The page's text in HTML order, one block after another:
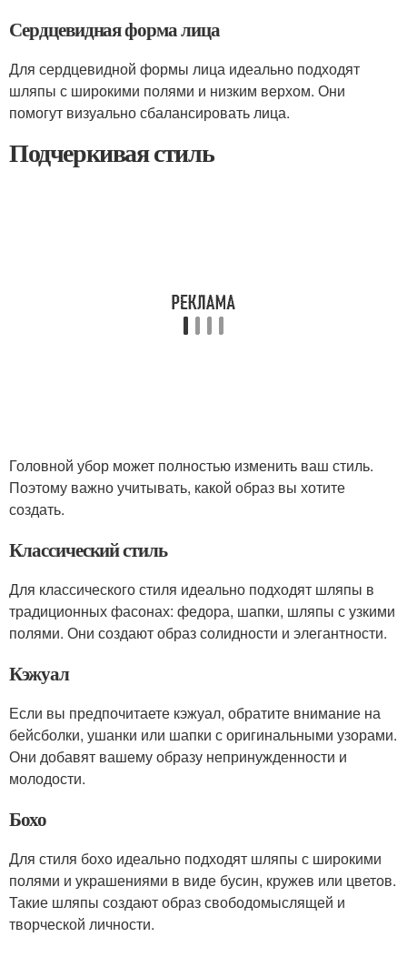
Сердцевидная форма лица
Для сердцевидной формы лица идеально подходят
шляпы с широкими полями и низким верхом. Они
помогут визуально сбалансировать лица.
Подчеркивая стиль
Головной убор может полностью изменить ваш стиль.
Поэтому важно учитывать, какой образ вы хотите
создать.
Классический стиль
Для классического стиля идеально подходят шляпы в
традиционных фасонах: федора, шапки, шляпы с узкими
полями. Они создают образ солидности и элегантности.
Кэжуал
Если вы предпочитаете кэжуал, обратите внимание на
бейсболки, ушанки или шапки с оригинальными узорами.
Они добавят вашему образу непринужденности и
молодости.
Бохо
Для стиля бохо идеально подходят шляпы с широкими
полями и украшениями в виде бусин, кружев или цветов.
Такие шляпы создают образ свободомыслящей и
творческой личности.